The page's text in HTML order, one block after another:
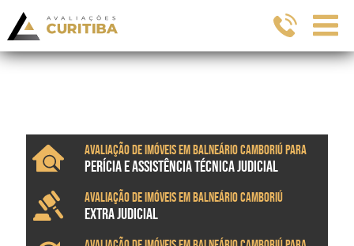
Avaliação de imóveis em Balneário Camboriú para
PERÍCIA E ASSISTÊNCIA TÉCNICA JUDICIAL
Avaliação de imóveis em Balneário Camboriú
EXTRA JUDICIAL